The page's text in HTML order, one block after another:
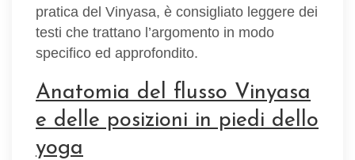
pratica del Vinyasa, è consigliato leggere dei
testi che trattano l’argomento in modo
specifico ed approfondito.
Anatomia del flusso Vinyasa
e delle posizioni in piedi dello
yoga